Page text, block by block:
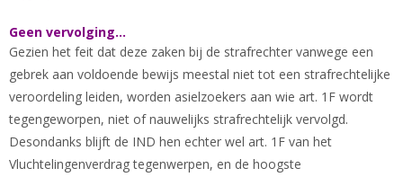
Geen vervolging...
Gezien het feit dat deze zaken bij de strafrechter vanwege een
gebrek aan voldoende bewijs meestal niet tot een strafrechtelijke
veroordeling leiden, worden asielzoekers aan wie art. 1F wordt
tegengeworpen, niet of nauwelijks strafrechtelijk vervolgd.
Desondanks blijft de IND hen echter wel art. 1F van het
Vluchtelingenverdrag tegenwerpen, en de hoogste